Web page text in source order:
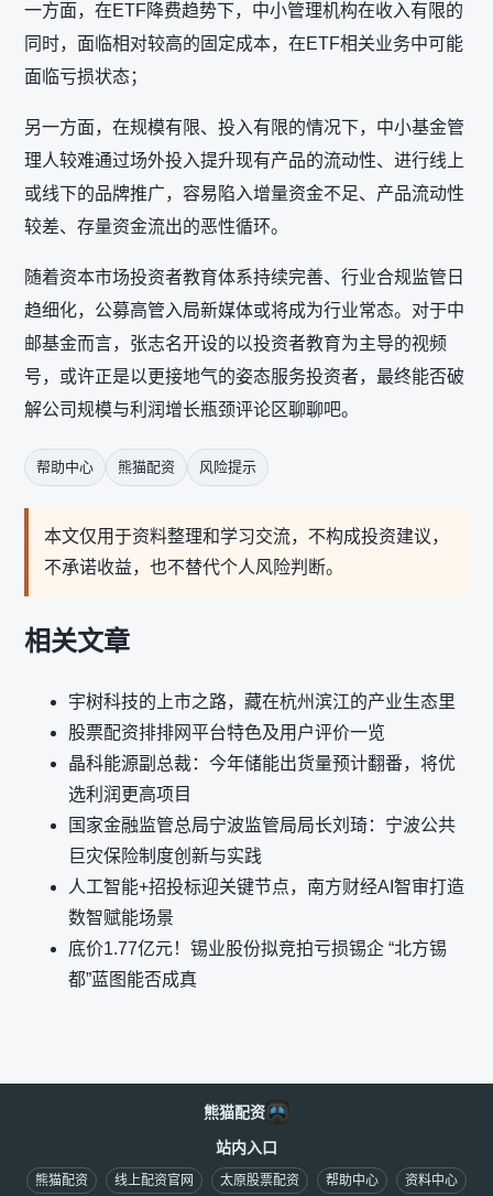
一方面，在ETF降费趋势下，中小管理机构在收入有限的
同时，面临相对较高的固定成本，在ETF相关业务中可能
面临亏损状态；
另一方面，在规模有限、投入有限的情况下，中小基金管
理人较难通过场外投入提升现有产品的流动性、进行线上
或线下的品牌推广，容易陷入增量资金不足、产品流动性
较差、存量资金流出的恶性循环。
随着资本市场投资者教育体系持续完善、行业合规监管日
趋细化，公募高管入局新媒体或将成为行业常态。对于中
邮基金而言，张志名开设的以投资者教育为主导的视频
号，或许正是以更接地气的姿态服务投资者，最终能否破
解公司规模与利润增长瓶颈评论区聊聊吧。
帮助中心 熊猫配资 风险提示
本文仅用于资料整理和学习交流，不构成投资建议，
不承诺收益，也不替代个人风险判断。
相关文章
宇树科技的上市之路，藏在杭州滨江的产业生态里
股票配资排排网平台特色及用户评价一览
晶科能源副总裁：今年储能出货量预计翻番，将优
选利润更高项目
国家金融监管总局宁波监管局局长刘琦：宁波公共
巨灾保险制度创新与实践
人工智能+招投标迎关键节点，南方财经AI智审打造
数智赋能场景
底价1.77亿元！锡业股份拟竞拍亏损锡企 “北方锡
都”蓝图能否成真
熊猫配资
站内入口
熊猫配资 线上配资官网 太原股票配资 帮助中心 资料中心